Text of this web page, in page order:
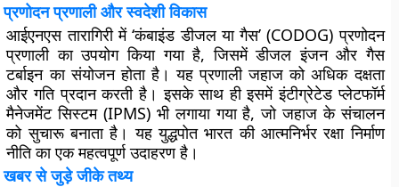
प्रणोदन प्रणाली और स्वदेशी विकास
आईएनएस तारागिरी में ‘कंबाइंड डीजल या गैस’ (CODOG) प्रणोदन
प्रणाली का उपयोग किया गया है, जिसमें डीजल इंजन और गैस
टर्बाइन का संयोजन होता है। यह प्रणाली जहाज को अधिक दक्षता
और गति प्रदान करती है। इसके साथ ही इसमें इंटीग्रेटेड प्लेटफॉर्म
मैनेजमेंट सिस्टम (IPMS) भी लगाया गया है, जो जहाज के संचालन
को सुचारू बनाता है। यह युद्धपोत भारत की आत्मनिर्भर रक्षा निर्माण
नीति का एक महत्वपूर्ण उदाहरण है।
खबर से जुड़े जीके तथ्य